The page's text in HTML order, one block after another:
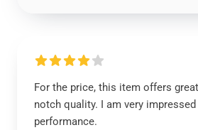
For the price, this item offers
notch quality. I am very
performance.